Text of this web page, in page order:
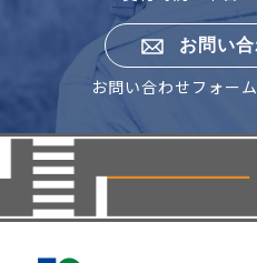
お問い
お問い合わせフォー